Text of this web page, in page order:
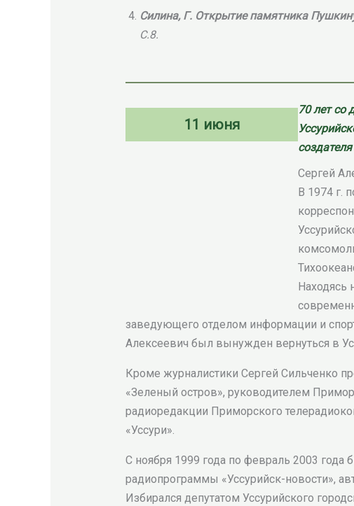
Силина, Г. Открытие памятника
С.8.
11 июня
70 лет со
Сергей
В 1974 г.
Находясь
заведующего отделом информации и
Алексеевич был вынужден вернуться в
Кроме журналистики Сергей Сильченко
«Зеленый остров», руководителем
радиоредакции Приморского
«Уссури».
С ноября 1999 года по февраль 2003
радиопрограммы «Уссурийск-новости»,
Избирался депутатом Уссурийского